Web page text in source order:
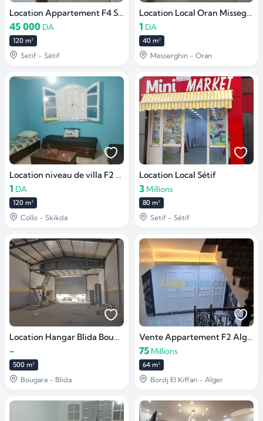
Location Appartement F4 Sétif
45 000 DA
120 m²
Setif - Sétif
Location Local Oran Misseghine
1 DA
40 m²
Messerghin - Oran
Location niveau de villa F2 Skikda Collo
1 DA
120 m²
Collo - Skikda
Location Local Sétif
3 Millions
80 m²
Setif - Sétif
Location Hangar Blida Bougara
-
500 m²
Bougara - Blida
Vente Appartement F2 Alger Bordj el kiffan
75 Millions
64 m²
Bordj El Kiffan - Alger